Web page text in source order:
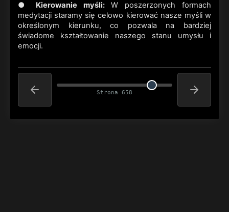
● Kierowanie myśli:W poszerzonych formach
medytacji staramy się celowo kierować nasze myśli w
określonym kierunku, co pozwala na bardziej
świadome kształtowanie naszego stanu umysłu i
emocji.
Strona 658